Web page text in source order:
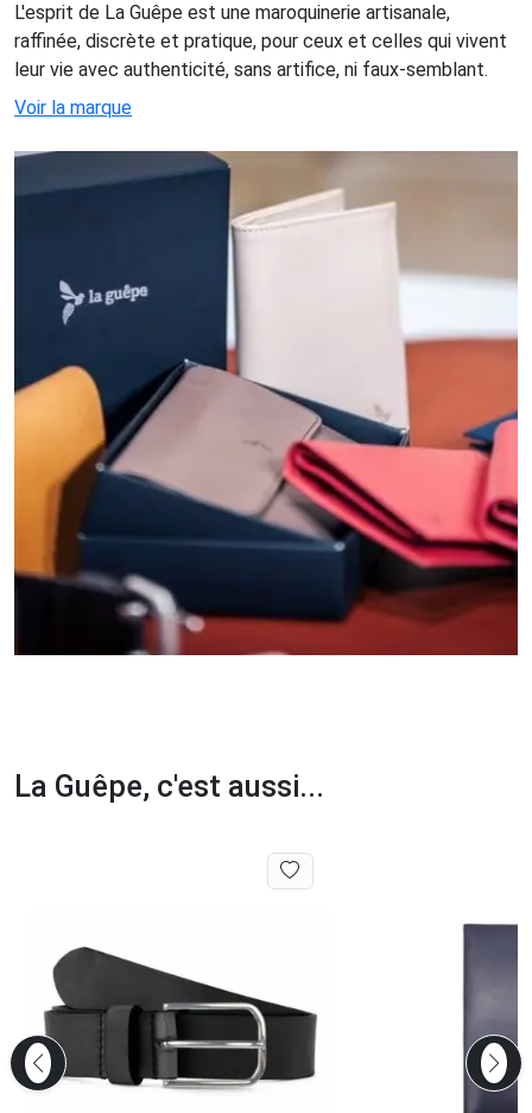
L'esprit de La Guêpe est une maroquinerie artisanale,
raffinée, discrète et pratique, pour ceux et celles qui vivent
leur vie avec authenticité, sans artifice, ni faux-semblant.
Voir la marque
La Guêpe, c'est aussi...